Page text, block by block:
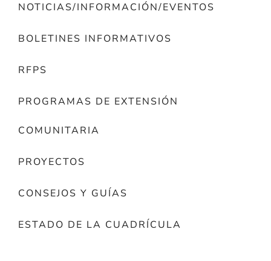
NOTICIAS/INFORMACIÓN/EVENTOS
BOLETINES INFORMATIVOS
RFPS
PROGRAMAS DE EXTENSIÓN
COMUNITARIA
PROYECTOS
CONSEJOS Y GUÍAS
ESTADO DE LA CUADRÍCULA